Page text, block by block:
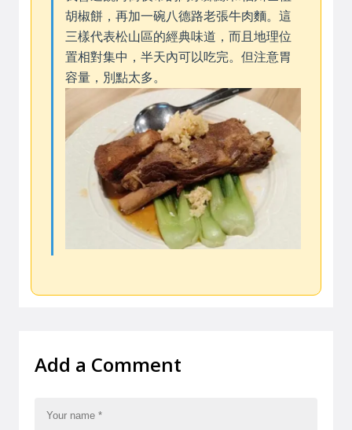
胡椒餅，再加一碗八德路老張牛肉麵。這
三樣代表松山區的經典味道，而且地理位
置相對集中，半天內可以吃完。但注意胃
容量，別點太多。
Add a Comment